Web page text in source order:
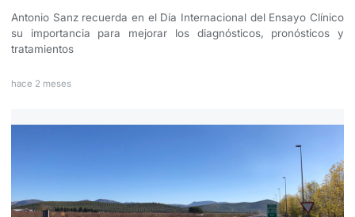
Antonio Sanz recuerda en el Día Internacional del Ensayo Clínico
su importancia para mejorar los diagnósticos, pronósticos y
tratamientos
hace 2 meses